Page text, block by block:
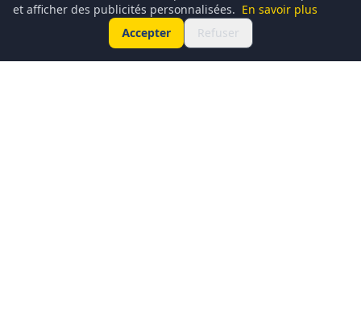
et afficher des publicités personnalisées. En savoir plus
Accepter
Refuser